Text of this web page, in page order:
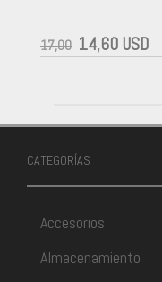
17,00 14,60 USD
CATEGORÍAS
Accesorios
Almacenamiento